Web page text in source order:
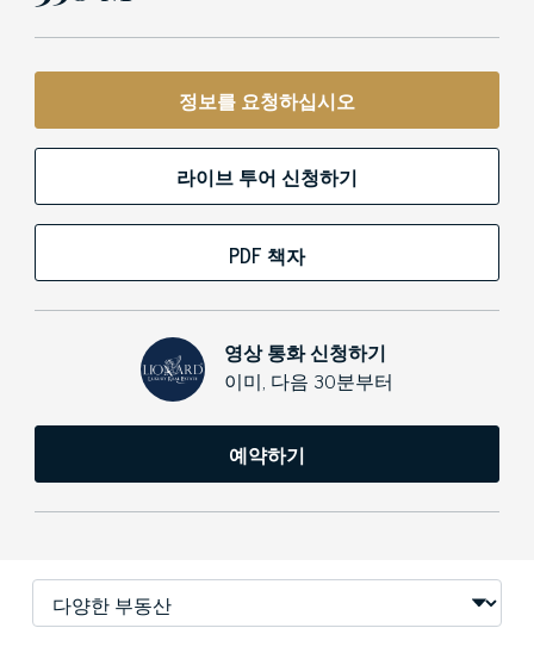
정보를 요청하십시오
라이브 투어 신청하기
PDF 책자
영상 통화 신청하기
이미, 다음 30분부터
예약하기